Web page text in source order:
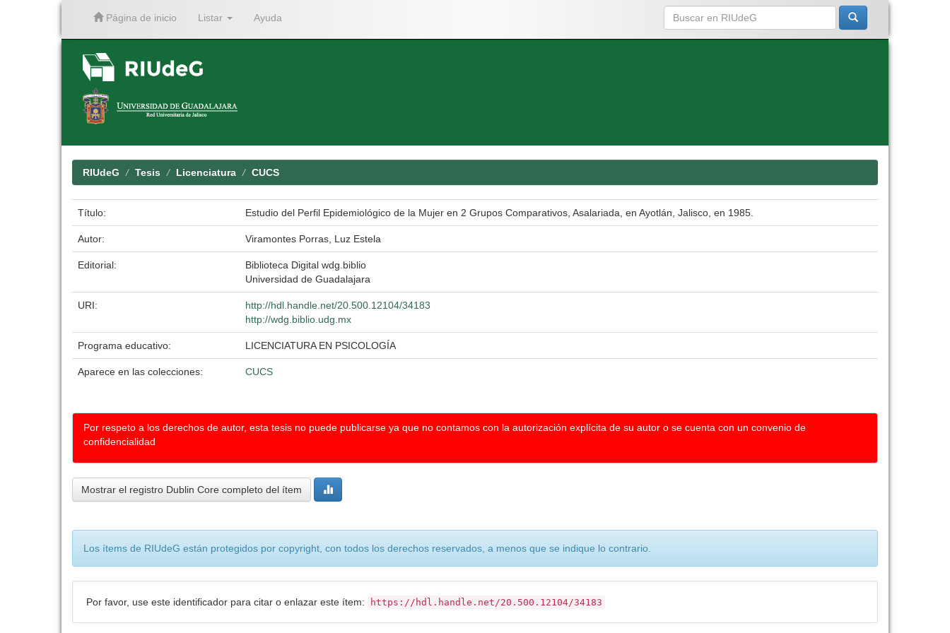
Página de inicio Listar Ayuda
RIUdeG Tesis Licenciatura CUCS
Título: Estudio del Perfil Epidemiológico de la Mujer en 2 Grupos Comparativos, Asalariada, en Ayotlán, Jalisco, en 1985.
Autor: Viramontes Porras, Luz Estela
Editorial:
Biblioteca Digital wdg.biblio
Universidad de Guadalajara
URI:
http://hdl.handle.net/20.500.12104/34183
http://wdg.biblio.udg.mx
Programa educativo: LICENCIATURA EN PSICOLOGÍA
Aparece en las colecciones: CUCS
Por respeto a los derechos de autor, esta tesis no puede publicarse ya que no contamos con la autorización explícita de su autor o se cuenta con un convenio de
confidencialidad
Mostrar el registro Dublin Core completo del ítem
Los ítems de RIUdeG están protegidos por copyright, con todos los derechos reservados, a menos que se indique lo contrario.
Por favor, use este identificador para citar o enlazar este ítem: https://hdl.handle.net/20.500.12104/34183